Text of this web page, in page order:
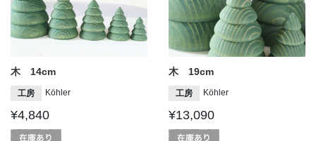
木 14cm
工房 Köhler
¥4,840
木 19cm
工房 Köhler
¥13,090